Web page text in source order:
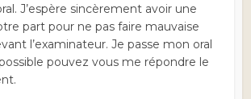
J’espère sincèrement avoir une
part pour ne pas faire mauvaise
l’examinateur. Je passe mon oral
pouvez vous me répondre le